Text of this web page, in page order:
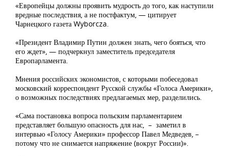
«Европейцы должны проявить мудрость до того, как наступили
вредные последствия, а не постфактум, — цитирует
Чарнецкого газета Wyborcza.
«Президент Владимир Путин должен знать, чего бояться, что
его ждет», — подчеркнул заместитель председателя
Европарламента.
Мнения российских экономистов, с которыми побеседовал
московский корреспондент Русской службы «Голоса Америки»,
о возможных последствиях предлагаемых мер, разделились.
«Сама постановка вопроса польским парламентарием
представляет большую опасность для нас, – заметил в
интервью «Голосу Америки» профессор Павел Медведев, –
потому что не снимается напряжение (вокруг России)».